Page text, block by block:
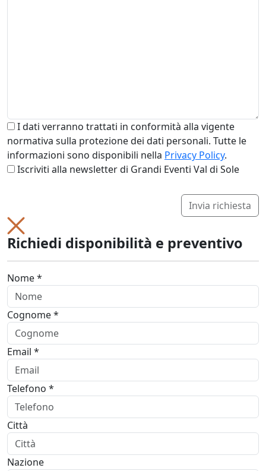
I dati verranno trattati in conformità alla vigente
normativa sulla protezione dei dati personali. Tutte le
informazioni sono disponibili nella Privacy Policy.
Iscriviti alla newsletter di Grandi Eventi Val di Sole
Invia richiesta
Richiedi disponibilità e preventivo
Nome *
Cognome *
Email *
Telefono *
Città
Nazione